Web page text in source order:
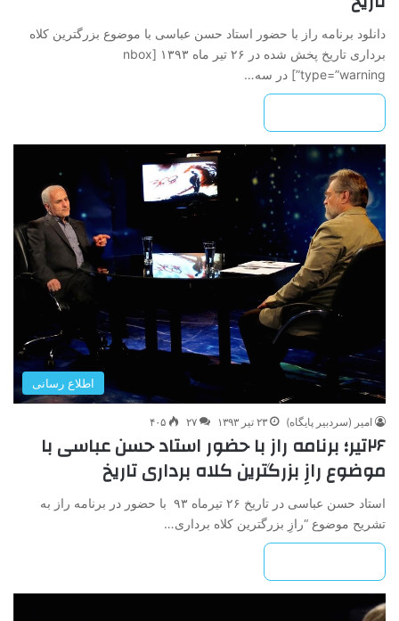
دانلود برنامه راز با حضور استاد حسن عباسی با موضوع بزرگترین کلاه
برداری تاریخ پخش شده در ۲۶ تیر ماه ۱۳۹۳ [nbox
type=”warning”] در سه…
اطلاع رسانی
امیر (سردبیر پایگاه) ۲۳ تیر ۱۳۹۳ ۲۷ ۴۰۵
۲۶تیر؛ برنامه راز با حضور استاد حسن عباسی با
موضوع رازِ بزرگترین کلاه برداری تاریخ
استاد حسن عباسی در تاریخ ۲۶ تیرماه ۹۳ با حضور در برنامه راز به
تشریح موضوع “رازِ بزرگترین کلاه برداری…